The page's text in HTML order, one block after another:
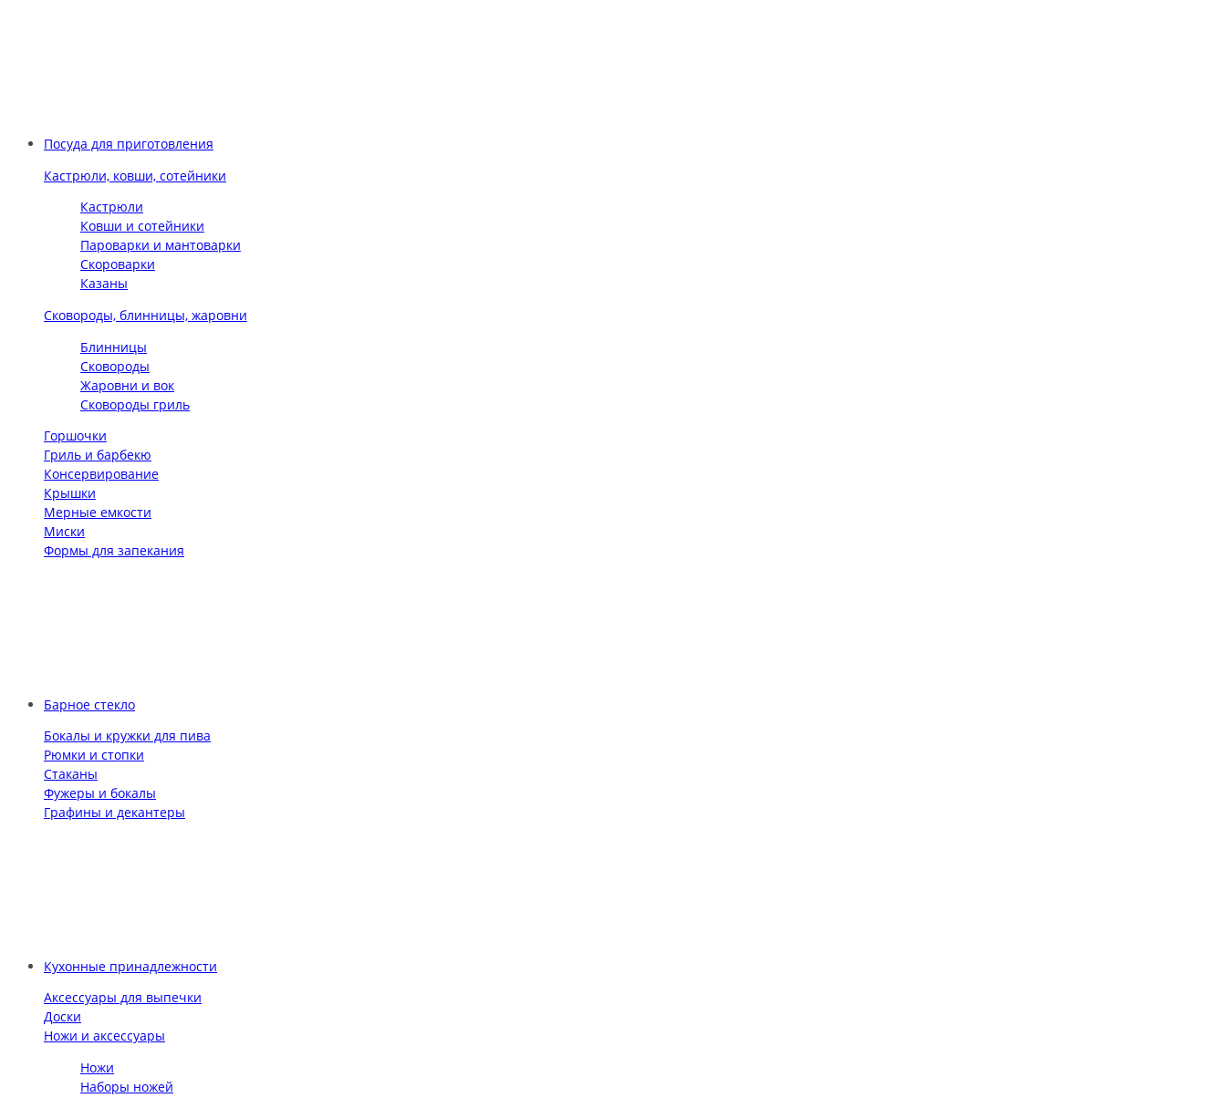
Посуда для приготовления
Кастрюли, ковши, сотейники
Кастрюли
Ковши и сотейники
Пароварки и мантоварки
Скороварки
Казаны
Сковороды, блинницы, жаровни
Блинницы
Сковороды
Жаровни и вок
Сковороды гриль
Горшочки
Гриль и барбекю
Консервирование
Крышки
Мерные емкости
Миски
Формы для запекания
Барное стекло
Бокалы и кружки для пива
Рюмки и стопки
Стаканы
Фужеры и бокалы
Графины и декантеры
Кухонные принадлежности
Аксессуары для выпечки
Доски
Ножи и аксессуары
Ножи
Наборы ножей